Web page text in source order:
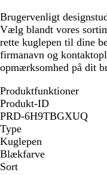
Brugervenligt
Vælg blandt vores
rette kuglepen til dine
firmanavn og
opmærksomhed på dit
Produktfunktioner
Produkt-ID
PRD-6H9TBGXUQ
Type
Kuglepen
Blækfarve
Sort